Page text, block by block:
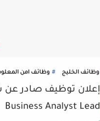
وظائف الخليج وظائف امن
إعلان توظيف صادر عن
Business Analyst Lead